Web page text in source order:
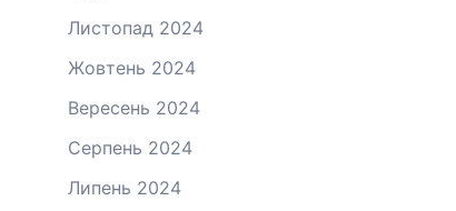
Листопад 2024
Жовтень 2024
Вересень 2024
Серпень 2024
Липень 2024